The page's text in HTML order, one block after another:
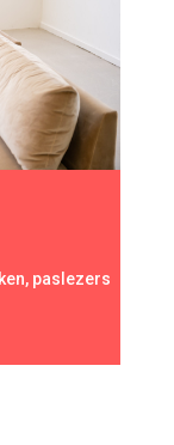
paslezers